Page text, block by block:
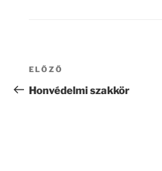
Bejegyzés
navigáció
Korábbi
bejegyzés
ELŐZŐ
Honvédelmi szakkör